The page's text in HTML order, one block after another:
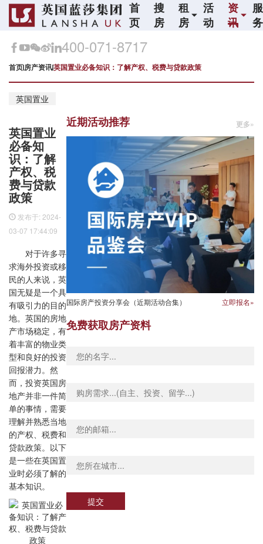
首
页
搜
房
租
房
活
动
资
讯
服
务
400-071-8717
首页房产资讯英国置业必备知识：了解产权、税费与贷款政策
英国置业
英国置业
必备知
识：了解
产权、税
费与贷款
政策
发布于: 2024-
03-07 17:44:09
对于许多寻
求海外投资或移
民的人来说，英
国无疑是一个具
有吸引力的目的
地。英国的房地
产市场稳定，有
着丰富的物业类
型和良好的投资
回报潜力。然
而，投资英国房
地产并非一件简
单的事情，需要
理解并熟悉当地
的产权、税费和
贷款政策。以下
是一些在英国置
业时必须了解的
基本知识。
近期活动推荐 更多»
国际房产投资分享会（近期活动合集） 立即报名»
免费获取房产资料
提交